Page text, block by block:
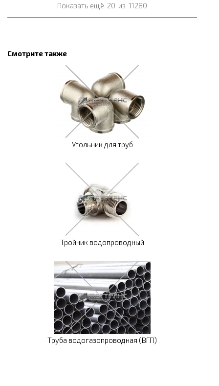
Показать ещё 20 из 11280
Смотрите также
Угольник для труб
Тройник водопроводный
Труба водогазопроводная (ВГП)